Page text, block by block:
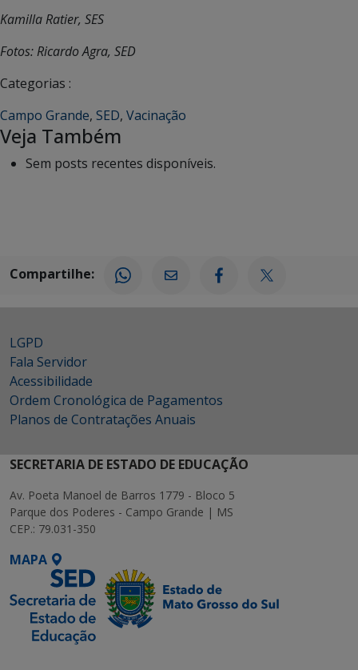
Kamilla Ratier, SES
Fotos: Ricardo Agra, SED
Categorias :
Campo Grande, SED, Vacinação
Veja Também
Sem posts recentes disponíveis.
Compartilhe:
LGPD
Fala Servidor
Acessibilidade
Ordem Cronológica de Pagamentos
Planos de Contratações Anuais
SECRETARIA DE ESTADO DE EDUCAÇÃO
Av. Poeta Manoel de Barros 1779 - Bloco 5
Parque dos Poderes - Campo Grande | MS
CEP.: 79.031-350
MAPA